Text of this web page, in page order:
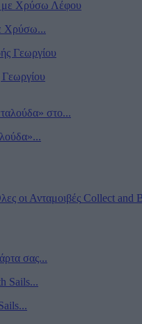
Χρύσω...
Γεωργίου
οι Ανταμοιβές Collect and
σας...